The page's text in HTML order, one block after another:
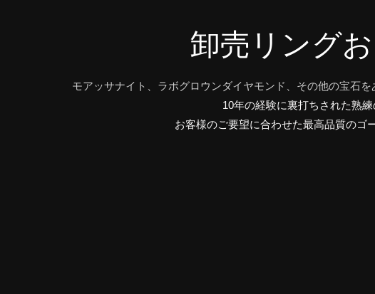
卸売リング
モアッサナイト、ラボグロウンダイヤモンド、その他の宝石
10年の経験に裏打ちされた熟
お客様のご要望に合わせた最高品質のゴ